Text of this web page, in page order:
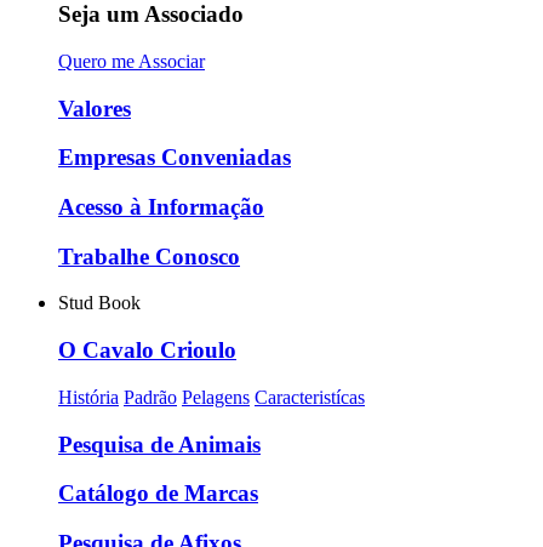
Seja um Associado
Quero me Associar
Valores
Empresas Conveniadas
Acesso à Informação
Trabalhe Conosco
Stud Book
O Cavalo Crioulo
História Padrão Pelagens Caracteristícas
Pesquisa de Animais
Catálogo de Marcas